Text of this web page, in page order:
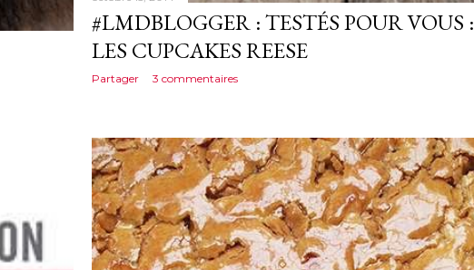
#LMDBLOGGER : TESTÉS POUR VOUS :
LES CUPCAKES REESE
Partager 3 commentaires